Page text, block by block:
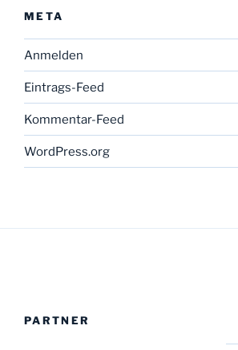
META
Anmelden
Eintrags-Feed
Kommentar-Feed
WordPress.org
PARTNER